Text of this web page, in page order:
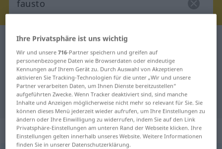
Spanisch-Deutsch Wörterbuch
Spanisch-Deutsch Übersetzung für
"fausto"
"fausto" Deutsch Übersetzung
„fausto“: adjetivo
Ihre Privatsphäre ist uns wichtig
Wir und unsere716-Partner speichern und greifen auf
personenbezogene Daten wie Browserdaten oder eindeutige
Kennungen auf Ihrem Gerät zu. Durch Auswahl von Akzeptieren
aktivieren Sie Tracking-Technologien für die unter „Wir und unsere
Partner verarbeiten Daten, um Ihnen Dienste bereitzustellen“
aufgeführten Zwecke. Wenn Tracker deaktiviert sind, sind manche
Inhalte und Anzeigen möglicherweise nicht mehr so relevant für Sie. Sie
können dieses Menü jederzeit wieder aufrufen, um Ihre Einstellungen zu
ändern oder Ihre Einwilligung zu widerrufen, indem Sie auf den Link
Privatsphäre-Einstellungen am unteren Rand der Webseite klicken. Ihre
Einstellungen gelten innerhalb unseres Website. Weitere Informationen
finden Sie in unserer Datenschutzerklärung.